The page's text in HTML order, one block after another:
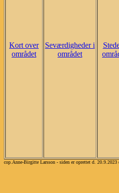
Kort over
området
Seværdigheder i
området
cop.Anne-Birgitte Larsson - siden er oprettet d.